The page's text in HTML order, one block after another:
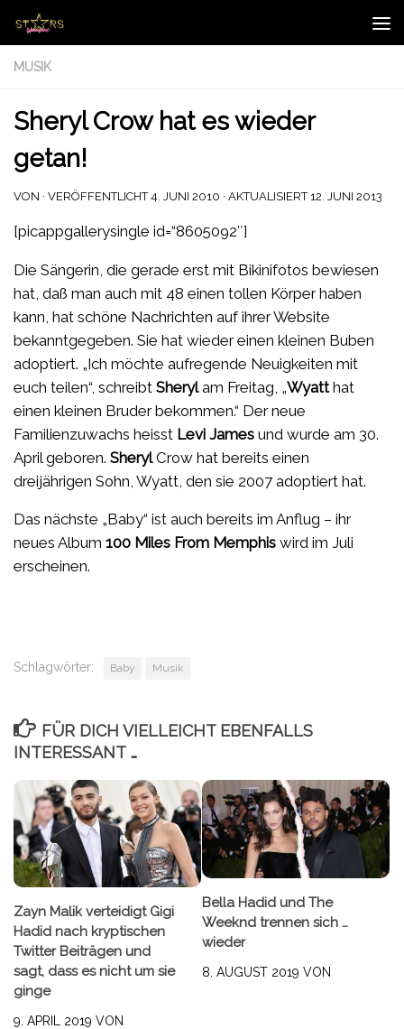
Zum Inhalt springen
MUSIK
Sheryl Crow hat es wieder
getan!
VON · VERÖFFENTLICHT4. JUNI 2010 · AKTUALISIERT 12. JUNI 2013
[picappgallerysingle id=“8605092″]
Die Sängerin, die gerade erst mit Bikinifotos bewiesen
hat, daß man auch mit 48 einen tollen Körper haben
kann, hat schöne Nachrichten auf ihrer Website
bekanntgegeben. Sie hat wieder einen kleinen Buben
adoptiert. „Ich möchte aufregende Neuigkeiten mit
euch teilen“, schreibt Sherylam Freitag, „Wyatthat
einen kleinen Bruder bekommen.“ Der neue
Familienzuwachs heisst Levi James und wurde am 30.
April geboren. SherylCrow hat bereits einen
dreijährigen Sohn, Wyatt, den sie 2007 adoptiert hat.
Das nächste „Baby“ ist auch bereits im Anflug – ihr
neues Album 100 Miles From Memphis wird im Juli
erscheinen.
Schlagwörter: Baby Musik
FÜR DICH VIELLEICHT EBENFALLS
INTERESSANT …
Zayn Malik verteidigt Gigi
Hadid nach kryptischen
Twitter Beiträgen und
sagt, dass es nicht um sie
ginge
9. APRIL 2019 VON
Bella Hadid und The
Weeknd trennen sich …
wieder
8. AUGUST 2019 VON